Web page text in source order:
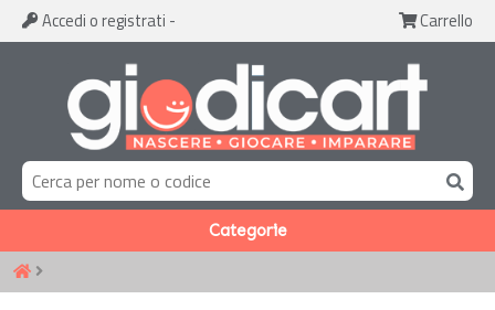
Accedi o registrati - Carrello
Categorie